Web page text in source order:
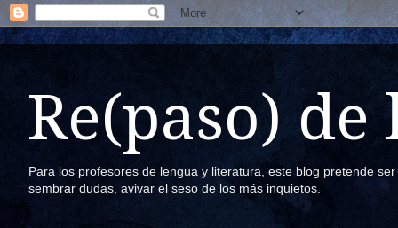
Re(paso) de
Para los profesores de lengua y literatura, este blog pretende
sembrar dudas, avivar el seso de los más inquietos.